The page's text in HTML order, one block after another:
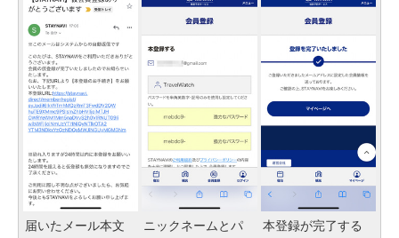
届いたメール本文
ニックネームとパ
本登録が完了する